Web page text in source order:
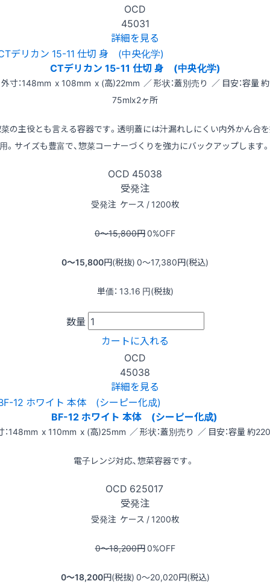
OCD
45031
詳細を見る
CTデリカン 15-11 仕切 身 (中央化学)
外寸：148mm x 108mm x (高)22mm ／ 形状：蓋別売り ／ 目安：容量 約
75mlx2ヶ所
の主役とも言える容器です。透明蓋には汁漏れしにくい内外かん合
用。サイズも豊富で、惣菜コーナーづくりを強力にバックアップします。
OCD 45038
受発注
受発注 ケース / 1200枚
0〜15,800円0%OFF
0〜15,800円(税抜) 0〜17,380円(税込)
単価： 13.16 円(税抜)
数量
カートに入れる
OCD
45038
詳細を見る
BF-12 ホワイト 本体 (シーピー化成)
：148mm x 110mm x (高)25mm ／ 形状：蓋別売り ／ 目安：容量 約
電子レンジ対応、惣菜容器です。
OCD 625017
受発注
受発注 ケース / 1200枚
0〜18,200円0%OFF
0〜18,200円(税抜) 0〜20,020円(税込)